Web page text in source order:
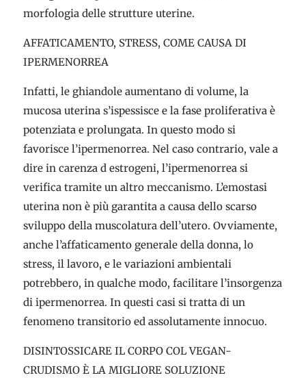
morfologia delle strutture uterine.
AFFATICAMENTO, STRESS, COME CAUSA DI
IPERMENORREA
Infatti, le ghiandole aumentano di volume, la
mucosa uterina s’ispessisce e la fase proliferativa è
potenziata e prolungata. In questo modo si
favorisce l’ipermenorrea. Nel caso contrario, vale a
dire in carenza d estrogeni, l’ipermenorrea si
verifica tramite un altro meccanismo. L’emostasi
uterina non è più garantita a causa dello scarso
sviluppo della muscolatura dell’utero. Ovviamente,
anche l’affaticamento generale della donna, lo
stress, il lavoro, e le variazioni ambientali
potrebbero, in qualche modo, facilitare l’insorgenza
di ipermenorrea. In questi casi si tratta di un
fenomeno transitorio ed assolutamente innocuo.
DISINTOSSICARE IL CORPO COL VEGAN-
CRUDISMO È LA MIGLIORE SOLUZIONE